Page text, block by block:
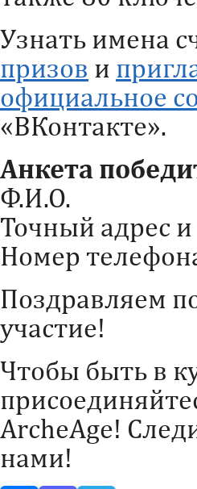
Узнать имена
призов и
официальное
«ВКонтакте».
Анкета
Ф.И.О.
Точный адрес
Номер
Поздравляем
участие!
Чтобы быть в
ArcheAge!
нами!